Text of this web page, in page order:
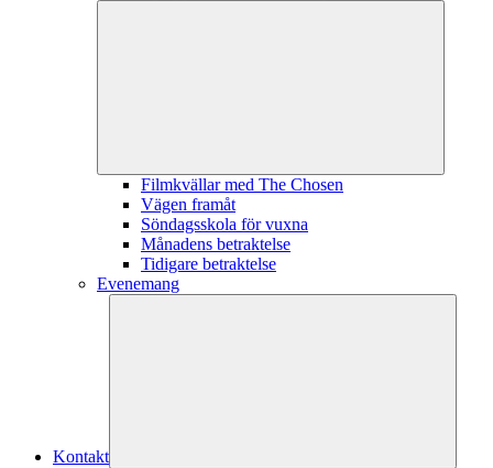
Filmkvällar med The Chosen
Vägen framåt
Söndagsskola för vuxna
Månadens betraktelse
Tidigare betraktelse
Evenemang
Kontakt